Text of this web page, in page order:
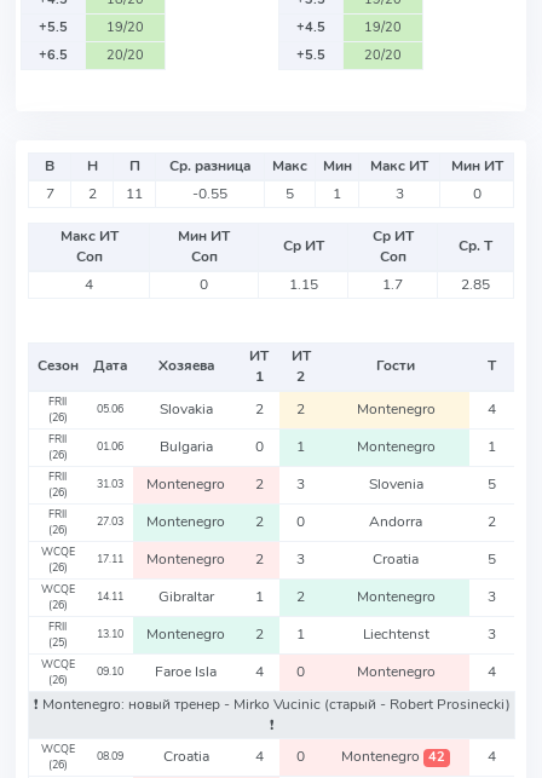
+5.5
19/20
+6.5
20/20
+4.5
19/20
+5.5
20/20
В Н П Ср. разница Макс Мин Макс ИТ
Мин ИТ
7
2 11 -0.55 5 1 3 0
Макс ИТ
Соп
Мин ИТ
Соп
Ср ИТ
Ср ИТ
Соп
Ср. Т
4
0 1.15 1.7 2.85
Сезон Дата Хозяева
ИТ
1
ИТ
2
Гости Т
FRII
(26)
05.06 Slovakia 2 2 Montenegro 4
FRII
(26)
01.06 Bulgaria 0 1 Montenegro 1
FRII
(26)
31.03 Montenegro 2 3 Slovenia 5
FRII
(26)
27.03 Montenegro 2 0 Andorra 2
WCQE
(26)
17.11 Montenegro 2 3 Croatia 5
WCQE
(26)
14.11 Gibraltar 1 2 Montenegro 3
FRII
(25)
13.10 Montenegro 2 1 Liechtenst 3
WCQE
(26)
09.10 Faroe Isla 4 0 Montenegro
4
❗️ Montenegro: новый тренер - Mirko Vucinic (старый - Robert Prosinecki)
❗️
WCQE
(26)
08.09 Croatia 4 0 Montenegro 42 4